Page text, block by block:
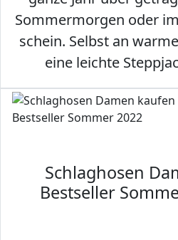
Sommermorgen oder
schein. Selbst an
eine leichte
Schlaghosen
Bestseller